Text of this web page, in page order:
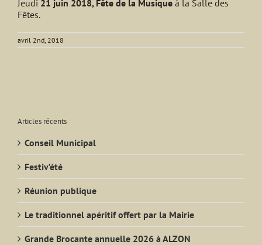
Jeudi 21 juin 2018, Fête de la Musique à la Salle des
Fêtes.
avril 2nd, 2018
Articles récents
Conseil Municipal
Festiv’été
Réunion publique
Le traditionnel apéritif offert par la Mairie
Grande Brocante annuelle 2026 à ALZON